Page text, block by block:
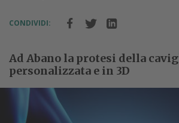
CONDIVIDI:
Ad Abano la protesi della
personalizzata e in 3D